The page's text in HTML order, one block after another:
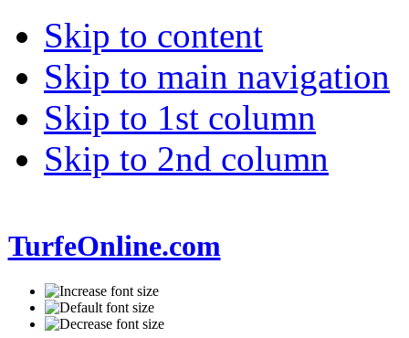
Skip to content
Skip to main navigation
Skip to 1st column
Skip to 2nd column
TurfeOnline.com